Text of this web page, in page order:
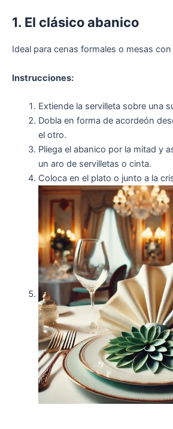
1. El clásico abanico
Ideal para cenas formales o mesas
Instrucciones:
Extiende la servilleta sobre una
Dobla en forma de acordeón
el otro.
Pliega el abanico por la mitad y
un aro de servilletas o cinta.
Coloca en el plato o junto a la